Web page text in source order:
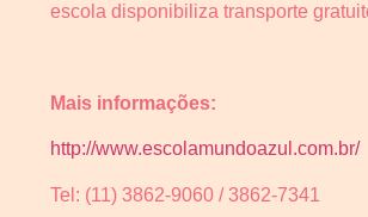
escola disponibiliza transporte
Mais informações:
http://www.escolamundoazul.com.br/
Tel: (11) 3862-9060 / 3862-7341